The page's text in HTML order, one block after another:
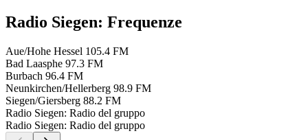
Radio Siegen: Frequenze
Aue/Hohe Hessel 105.4 FM
Bad Laasphe 97.3 FM
Burbach 96.4 FM
Neunkirchen/Hellerberg 98.9 FM
Siegen/Giersberg 88.2 FM
Radio Siegen: Radio del gruppo
Radio Siegen: Radio del gruppo